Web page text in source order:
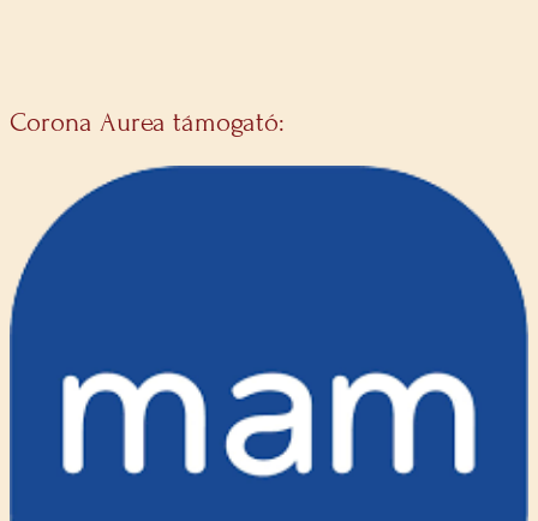
Corona Aurea támogató: